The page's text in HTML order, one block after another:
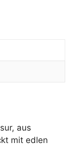
aus
mit edlen